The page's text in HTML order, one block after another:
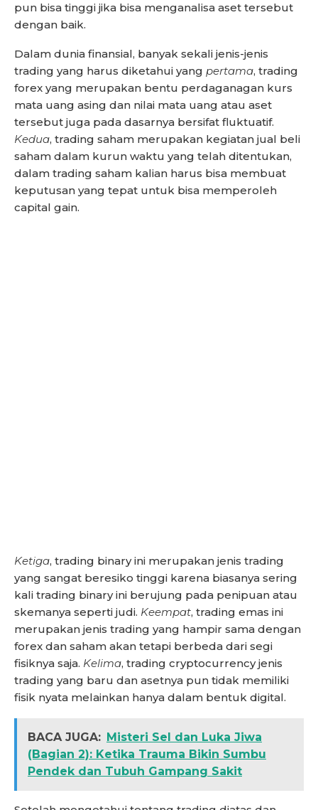
pun bisa tinggi jika bisa menganalisa aset tersebut
dengan baik.
Dalam dunia finansial, banyak sekali jenis-jenis
trading yang harus diketahui yang pertama, trading
forex yang merupakan bentu perdaganagan kurs
mata uang asing dan nilai mata uang atau aset
tersebut juga pada dasarnya bersifat fluktuatif.
Kedua, trading saham merupakan kegiatan jual beli
saham dalam kurun waktu yang telah ditentukan,
dalam trading saham kalian harus bisa membuat
keputusan yang tepat untuk bisa memperoleh
capital gain.
Ketiga, trading binary ini merupakan jenis trading
yang sangat beresiko tinggi karena biasanya sering
kali trading binary ini berujung pada penipuan atau
skemanya seperti judi. Keempat, trading emas ini
merupakan jenis trading yang hampir sama dengan
forex dan saham akan tetapi berbeda dari segi
fisiknya saja. Kelima, trading cryptocurrency jenis
trading yang baru dan asetnya pun tidak memiliki
fisik nyata melainkan hanya dalam bentuk digital.
BACA JUGA: Misteri Sel dan Luka Jiwa
(Bagian 2): Ketika Trauma Bikin Sumbu
Pendek dan Tubuh Gampang Sakit